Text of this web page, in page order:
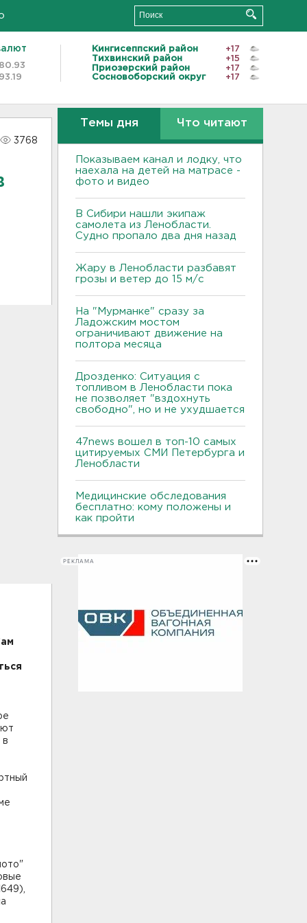
80.93
93.19
Кингисеппский район
+17
Тихвинский район
+15
Приозерский район
+17
Сосновоборский округ
+17
3768
в
Темы дня Что читают
Показываем канал и лодку, что
наехала на детей на матрасе -
фото и видео
В Сибири нашли экипаж
самолета из Ленобласти.
Судно пропало два дня назад
Жару в Ленобласти разбавят
грозы и ветер до 15 м/с
На "Мурманке" сразу за
Ладожским мостом
ограничивают движение на
полтора месяца
Дрозденко: Ситуация с
топливом в Ленобласти пока
не позволяет "вздохнуть
свободно", но и не ухудшается
47news вошел в топ-10 самых
цитируемых СМИ Петербурга и
Ленобласти
Медицинские обследования
бесплатно: кому положены и
как пройти
РЕКЛАМА